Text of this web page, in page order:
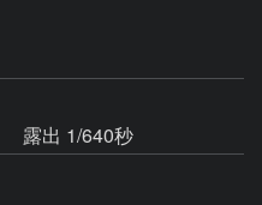
露出 1/640秒